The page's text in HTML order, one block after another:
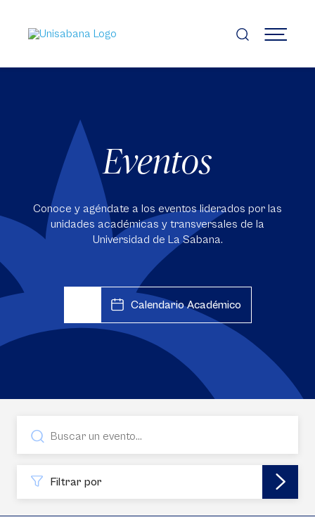
contenido
principal
MENÚ
Eventos
Conoce y agéndate a los eventos liderados por las
unidades académicas y transversales de la
Universidad de La Sabana.
Calendario Académico
Filtrar por